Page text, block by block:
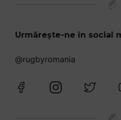
Urmărește-ne în social
@rugbyromania